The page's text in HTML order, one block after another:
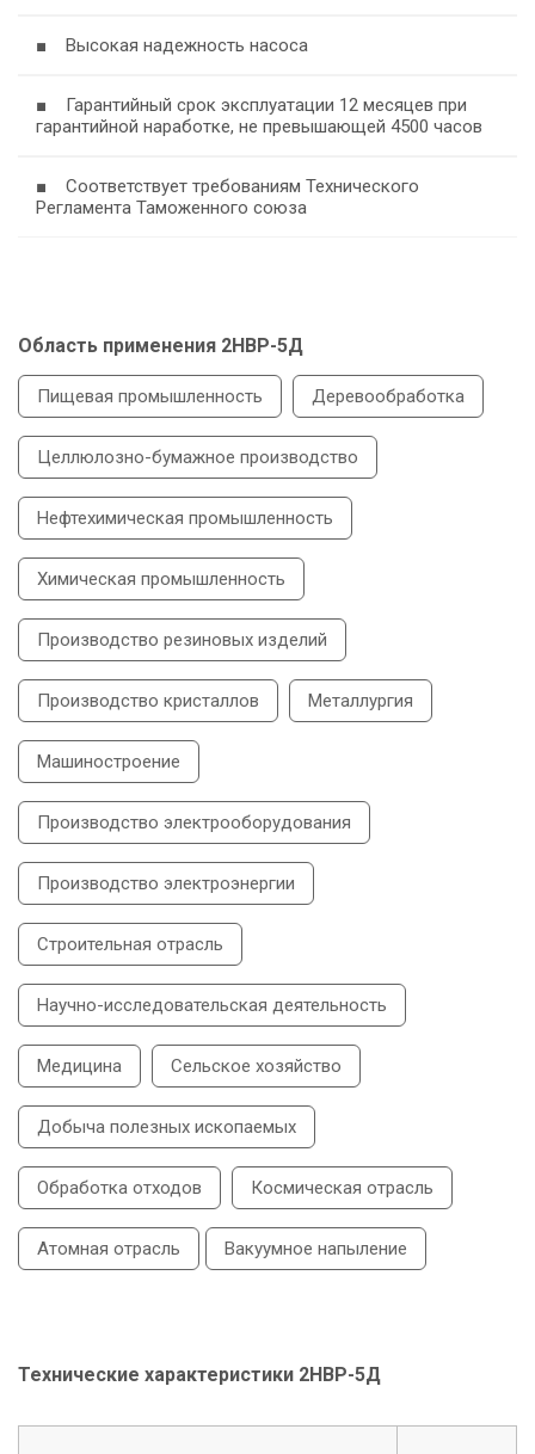
■ Высокая надежность насоса
■ Гарантийный срок эксплуатации 12 месяцев при
гарантийной наработке, не превышающей 4500 часов
■ Соответствует требованиям Технического
Регламента Таможенного союза
Область применения 2НВР-5Д
Пищевая промышленность Деревообработка
Целлюлозно-бумажное производство
Нефтехимическая промышленность
Химическая промышленность
Производство резиновых изделий
Производство кристаллов Металлургия
Машиностроение
Производство электрооборудования
Производство электроэнергии
Строительная отрасль
Научно-исследовательская деятельность
Медицина Сельское хозяйство
Добыча полезных ископаемых
Обработка отходов Космическая отрасль
Атомная отрасль Вакуумное напыление
Технические характеристики 2НВР-5Д